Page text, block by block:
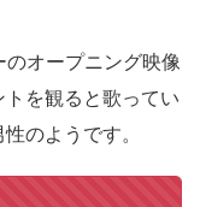
オープニング映像
を観ると歌ってい
のようです。